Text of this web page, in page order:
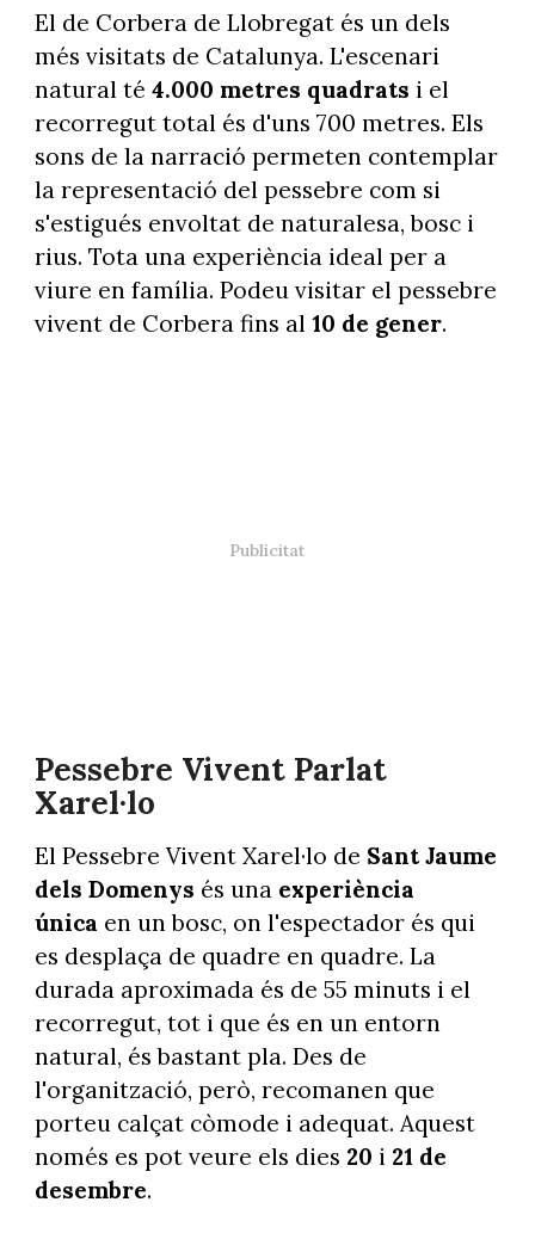
El de Corbera de Llobregat és un dels
més visitats de Catalunya. L'escenari
natural té 4.000 metres quadrats i el
recorregut total és d'uns 700 metres. Els
sons de la narració permeten contemplar
la representació del pessebre com si
s'estigués envoltat de naturalesa, bosc i
rius. Tota una experiència ideal per a
viure en família. Podeu visitar el pessebre
vivent de Corbera fins al 10 de gener.
Pessebre Vivent Parlat
Xarel·lo
El Pessebre Vivent Xarel·lo de Sant Jaume
dels Domenys és una experiència
única en un bosc, on l'espectador és qui
es desplaça de quadre en quadre. La
durada aproximada és de 55 minuts i el
recorregut, tot i que és en un entorn
natural, és bastant pla. Des de
l'organització, però, recomanen que
porteu calçat còmode i adequat. Aquest
només es pot veure els dies 20 i 21 de
desembre.